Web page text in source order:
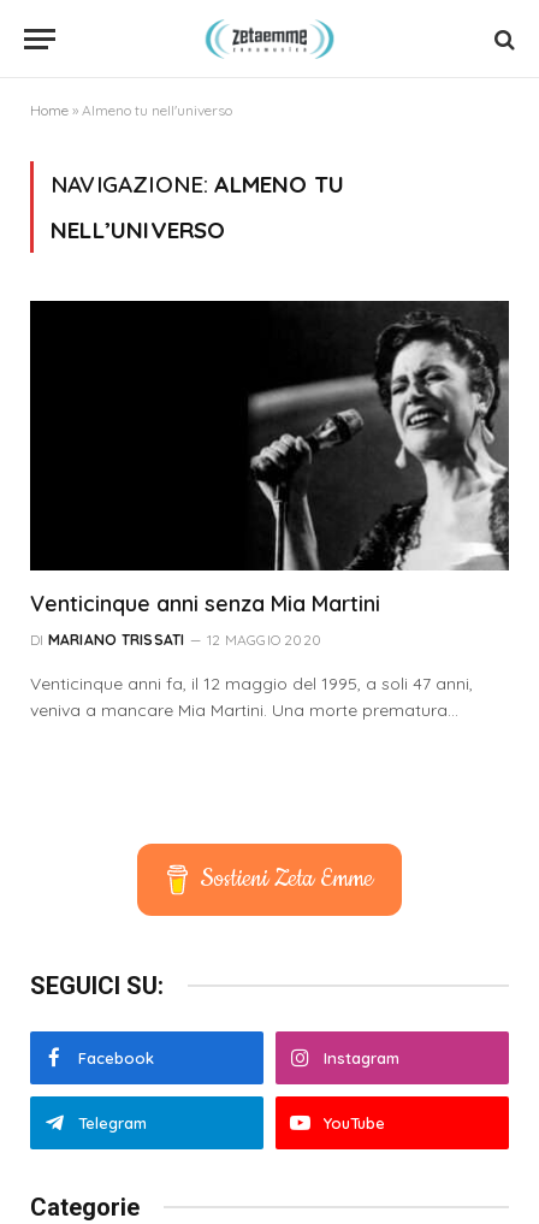
Home » Almeno tu nell'universo
NAVIGAZIONE:ALMENO TU
NELL’UNIVERSO
Venticinque anni senza Mia Martini
DI MARIANO TRISSATI 12 MAGGIO 2020
Venticinque anni fa, il 12 maggio del 1995, a soli 47 anni,
veniva a mancare Mia Martini. Una morte prematura…
Sostieni Zeta Emme
SEGUICI SU:
Facebook Instagram
Telegram YouTube
Categorie